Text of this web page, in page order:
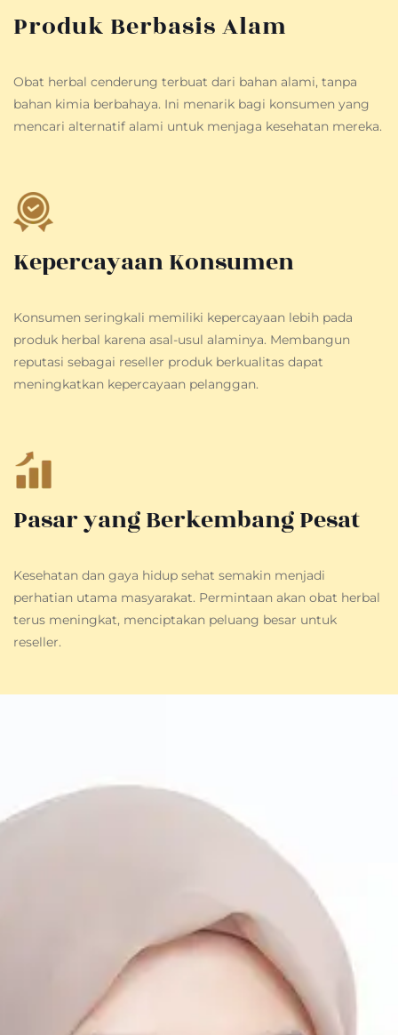
Produk Berbasis Alam
Obat herbal cenderung terbuat dari bahan alami, tanpa
bahan kimia berbahaya. Ini menarik bagi konsumen yang
mencari alternatif alami untuk menjaga kesehatan mereka.
Kepercayaan Konsumen
Konsumen seringkali memiliki kepercayaan lebih pada
produk herbal karena asal-usul alaminya. Membangun
reputasi sebagai reseller produk berkualitas dapat
meningkatkan kepercayaan pelanggan.
Pasar yang Berkembang Pesat
Kesehatan dan gaya hidup sehat semakin menjadi
perhatian utama masyarakat. Permintaan akan obat herbal
terus meningkat, menciptakan peluang besar untuk
reseller.